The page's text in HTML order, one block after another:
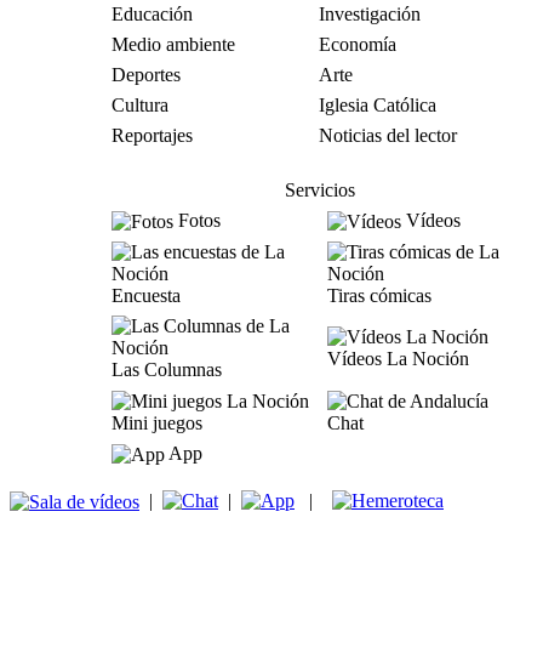
Educación
Investigación
Medio ambiente
Economía
Deportes
Arte
Cultura
Iglesia Católica
Reportajes
Noticias del lector
Servicios
Fotos
Vídeos
Encuesta Tiras cómicas
Las Columnas
Vídeos La Noción
Mini juegos
Chat
App
| | |